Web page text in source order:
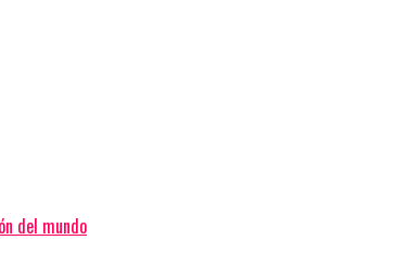
del mundo